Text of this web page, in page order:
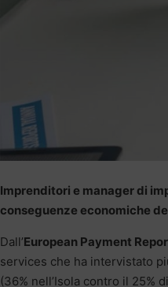
Imprenditori e manager di
conseguenze economiche
Dall’European Payment
services che ha intervistato
(36% nell’Isola contro il 25%